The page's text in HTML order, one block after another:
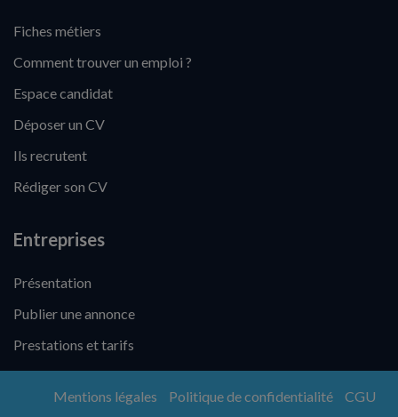
Fiches métiers
Comment trouver un emploi ?
Espace candidat
Déposer un CV
Ils recrutent
Rédiger son CV
Entreprises
Présentation
Publier une annonce
Prestations et tarifs
Mentions légales Politique de confidentialité
CGU